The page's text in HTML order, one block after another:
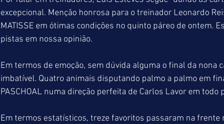
excepcional. Menção honrosa para o treinador Leonardo
MATISSE em ótimas condições no quinto páreo de ontem.
pistas em nossa opinião.
Em termos de emoção, sem dúvida alguma o final da nona
imbatível. Quatro animais disputando palmo a palmo em
PASCHOAL numa direção perfeita de Carlos Lavor em todo
Em termos estatísticos, treze favoritos passaram na frente